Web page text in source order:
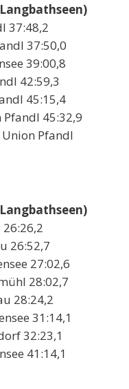
37:48,2
37:50,0
39:00,8
42:59,3
45:15,4
Pfandl 45:32,9
Union Pfandl
26:52,7
27:02,6
28:02,7
28:24,2
31:14,1
32:23,1
41:14,1